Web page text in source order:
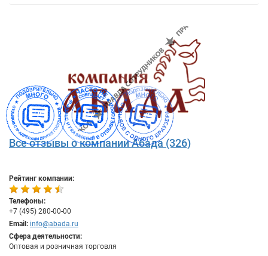
Все отзывы о компании Абада (326)
Рейтинг компании:
Телефоны:
+7 (495) 280-00-00
Email: info@abada.ru
Сфера деятельности:
Оптовая и розничная торговля